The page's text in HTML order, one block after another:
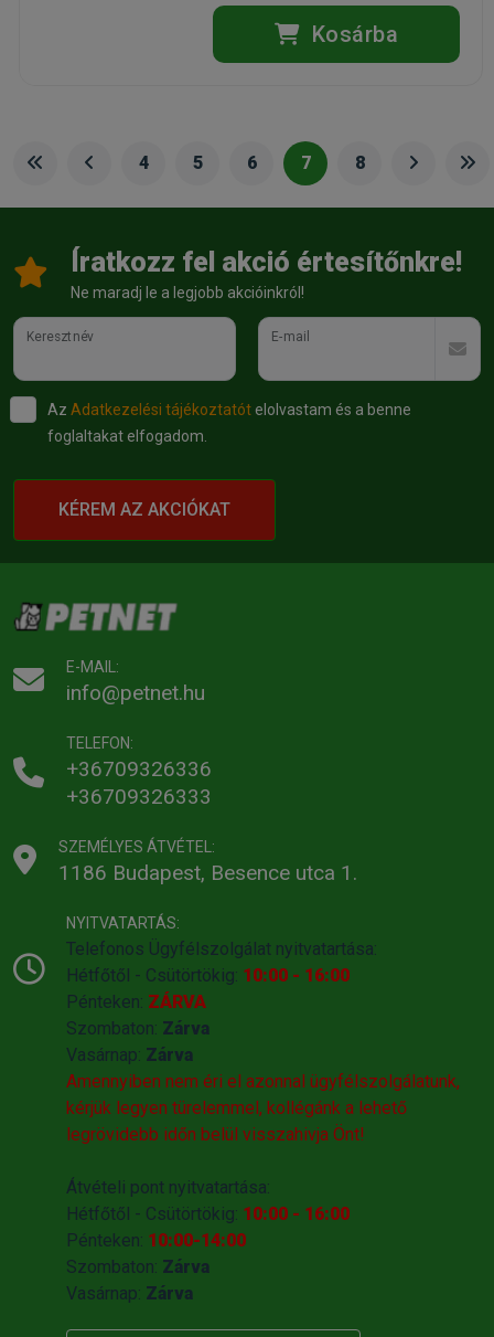
Kosárba
4 5 6 7 8
Íratkozz fel akció értesítőnkre!
Ne maradj le a legjobb akcióinkról!
Keresztnév E-mail
Az Adatkezelési tájékoztatót elolvastam és a benne
foglaltakat elfogadom.
KÉREM AZ AKCIÓKAT
E-MAIL:
info@petnet.hu
TELEFON:
+36709326336
+36709326333
SZEMÉLYES ÁTVÉTEL:
1186 Budapest, Besence utca 1.
NYITVATARTÁS:
Telefonos Ügyfélszolgálat nyitvatartása:
Hétfőtől - Csütörtökig: 10:00 - 16:00
Pénteken: ZÁRVA
Szombaton: Zárva
Vasárnap: Zárva
Amennyiben nem éri el azonnal ügyfélszolgálatunk,
kérjük legyen türelemmel, kollégánk a lehető
legrövidebb időn belül visszahivja Önt!
Átvételi pont nyitvatartása:
Hétfőtől - Csütörtökig: 10:00 - 16:00
Pénteken: 10:00-14:00
Szombaton: Zárva
Vasárnap: Zárva